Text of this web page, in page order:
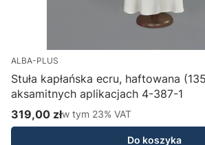
ALBA-PLUS
Stuła kapłańska ecru, haftowana
aksamitnych aplikacjach 4-387-1
Cena brutto
319,00 złw tym %s VAT
w tym 23% VAT
Do koszyka